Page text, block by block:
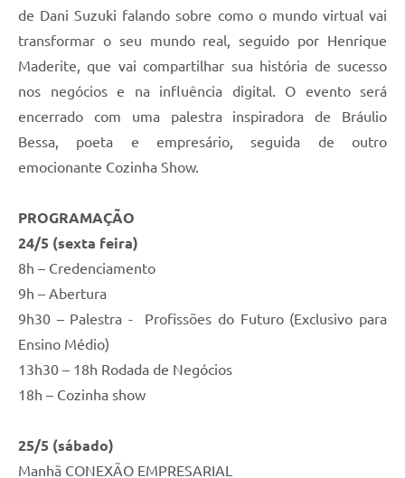
de Dani Suzuki falando sobre como o mundo virtual vai
transformar o seu mundo real, seguido por Henrique
Maderite, que vai compartilhar sua história de sucesso
nos negócios e na influência digital. O evento será
encerrado com uma palestra inspiradora de Bráulio
Bessa, poeta e empresário, seguida de outro
emocionante Cozinha Show.
PROGRAMAÇÃO
24/5 (sexta feira)
8h – Credenciamento
9h – Abertura
9h30 – Palestra - Profissões do Futuro (Exclusivo para
Ensino Médio)
13h30 – 18h Rodada de Negócios
18h – Cozinha show
25/5 (sábado)
Manhã CONEXÃO EMPRESARIAL